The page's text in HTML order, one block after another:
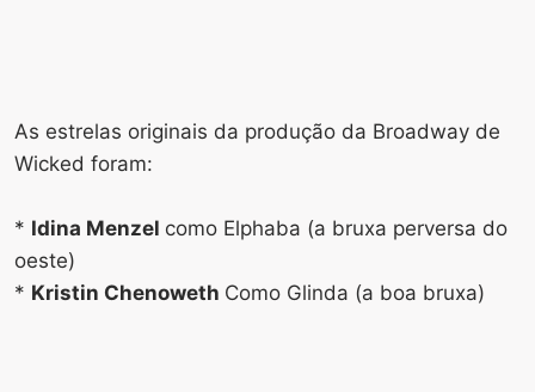
As estrelas originais da produção da Broadway de
Wicked foram:
* Idina Menzel como Elphaba (a bruxa perversa do
oeste)
* Kristin Chenoweth Como Glinda (a boa bruxa)